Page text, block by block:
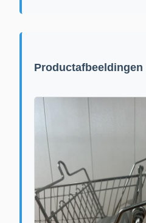
Productafbeeldingen